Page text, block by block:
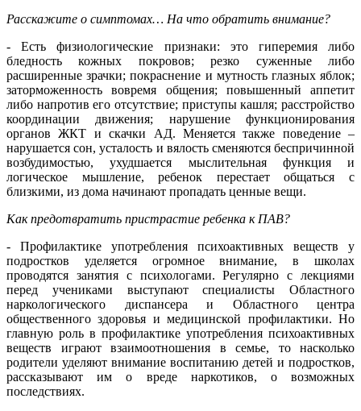
Расскажите о симптомах… На что обратить внимание?
- Есть физиологические признаки: это гиперемия либо
бледность кожных покровов; резко суженные либо
расширенные зрачки; покраснение и мутность глазных яблок;
заторможенность вовремя общения; повышенный аппетит
либо напротив его отсутствие; приступы кашля; расстройство
координации движения; нарушение функционирования
органов ЖКТ и скачки АД. Меняется также поведение –
нарушается сон, усталость и вялость сменяются беспричинной
возбудимостью, ухудшается мыслительная функция и
логическое мышление, ребенок перестает общаться с
близкими, из дома начинают пропадать ценные вещи.
Как предотвратить пристрастие ребенка к ПАВ?
- Профилактике употребления психоактивных веществ у
подростков уделяется огромное внимание, в школах
проводятся занятия с психологами. Регулярно с лекциями
перед учениками выступают специалисты Областного
наркологического диспансера и Областного центра
общественного здоровья и медицинской профилактики. Но
главную роль в профилактике употребления психоактивных
веществ играют взаимоотношения в семье, то насколько
родители уделяют внимание воспитанию детей и подростков,
рассказывают им о вреде наркотиков, о возможных
последствиях.